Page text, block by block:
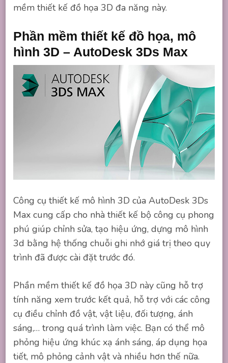
mềm thiết kế đồ họa 3D đa năng này.
Phần mềm thiết kế đồ họa, mô
hình 3D – AutoDesk 3Ds Max
Công cụ thiết kế mô hình 3D của AutoDesk 3Ds
Max cung cấp cho nhà thiết kế bộ công cụ phong
phú giúp chỉnh sửa, tạo hiệu ứng, dựng mô hình
3d bằng hệ thống chuỗi ghi nhớ giá trị theo quy
trình đã được cài đặt trước đó.
Phần mềm thiết kế đồ họa 3D này cũng hỗ trợ
tính năng xem trước kết quả, hỗ trợ với các công
cụ điều chỉnh đồ vật, vật liệu, đối tượng, ánh
sáng,… trong quá trình làm việc. Bạn có thể mô
phỏng hiệu ứng khúc xạ ánh sáng, áp dụng họa
tiết, mô phỏng cảnh vật và nhiều hơn thế nữa.